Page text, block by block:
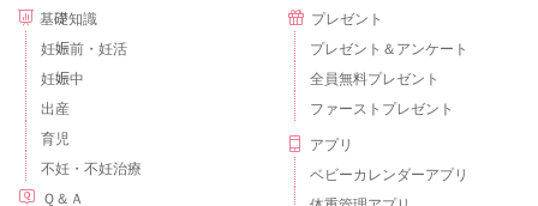
基礎知識
妊娠前・妊活
妊娠中
出産
育児
不妊・不妊治療
Ｑ＆Ａ
プレゼント
プレゼント＆アンケート
全員無料プレゼント
ファーストプレゼント
アプリ
ベビーカレンダーアプリ